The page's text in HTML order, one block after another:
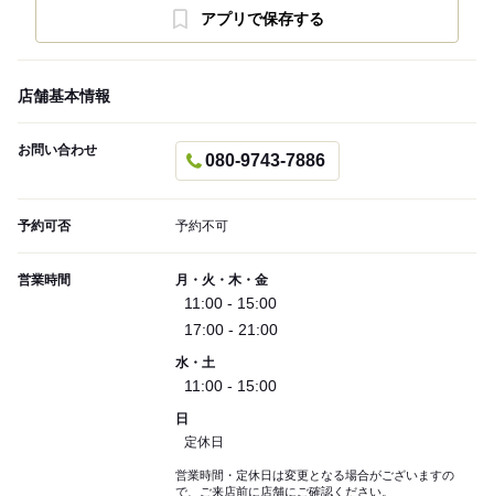
アプリで保存する
店舗基本情報
お問い合わせ
080-9743-7886
予約可否 予約不可
営業時間 月・火・木・金
11:00 - 15:00
17:00 - 21:00
水・土
11:00 - 15:00
日
定休日
営業時間・定休日は変更となる場合がございますの
で、ご来店前に店舗にご確認ください。